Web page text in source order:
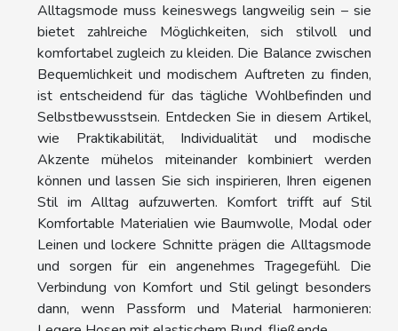
Alltagsmode muss keineswegs langweilig sein – sie
bietet zahlreiche Möglichkeiten, sich stilvoll und
komfortabel zugleich zu kleiden. Die Balance zwischen
Bequemlichkeit und modischem Auftreten zu finden,
ist entscheidend für das tägliche Wohlbefinden und
Selbstbewusstsein. Entdecken Sie in diesem Artikel,
wie Praktikabilität, Individualität und modische
Akzente mühelos miteinander kombiniert werden
können und lassen Sie sich inspirieren, Ihren eigenen
Stil im Alltag aufzuwerten. Komfort trifft auf Stil
Komfortable Materialien wie Baumwolle, Modal oder
Leinen und lockere Schnitte prägen die Alltagsmode
und sorgen für ein angenehmes Tragegefühl. Die
Verbindung von Komfort und Stil gelingt besonders
dann, wenn Passform und Material harmonieren: